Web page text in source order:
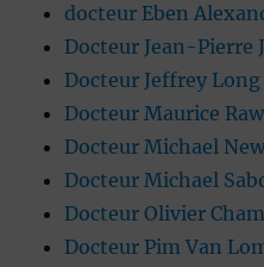
docteur Eben
Docteur Jean-Pierre
Docteur Jeffrey Long
Docteur Maurice
Docteur Michael
Docteur Michael
Docteur Olivier
Docteur Pim Van